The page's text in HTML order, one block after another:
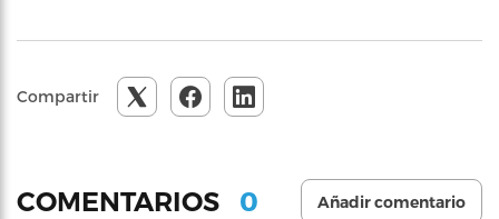
Compartir
COMENTARIOS 0 Añadir comentario